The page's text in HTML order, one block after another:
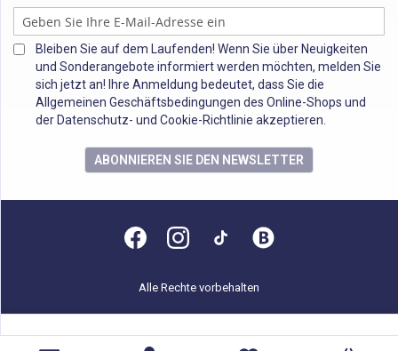
Bleiben Sie auf dem Laufenden! Wenn Sie über Neuigkeiten
und Sonderangebote informiert werden möchten, melden Sie
sich jetzt an! Ihre Anmeldung bedeutet, dass Sie die
Allgemeinen Geschäftsbedingungen des Online-Shops und
der Datenschutz- und Cookie-Richtlinie akzeptieren.
ABONNIEREN SIE DEN NEWSLETTER
Alle Rechte vorbehalten